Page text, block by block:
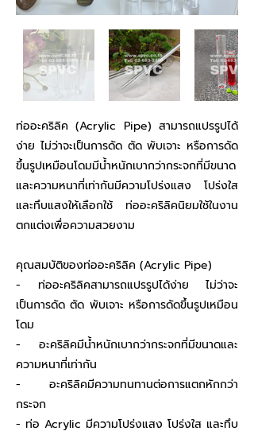
ท่ออะคริลิค (Acrylic Pipe) สามารถแปรรูปได้
ง่าย ไม่ว่าจะเป็นการดัด ตัด พับเจาะ หรือการดัด
ขึ้นรูปเหมือนโดมมีน้ำหนักเบากว่ากระจกที่มีขนาด
และความหนาที่เท่ากันมีความโปร่งแสง โปร่งใส
และทึบแสงให้เลือกใช้ ท่ออะคริลิคนิยมใช้ในงาน
ตกแต่งเพื่อความสวยงาม
คุณสมบัติของท่ออะคริลิค (Acrylic Pipe)
- ท่ออะคริลิคสามารถแปรรูปได้ง่าย ไม่ว่าจะ
เป็นการดัด ตัด พับเจาะ หรือการดัดขึ้นรูปเหมือน
โดม
- อะคริลิคมีน้ำหนักเบากว่ากระจกที่มีขนาดและ
ความหนาที่เท่ากัน
- อะคริลิคมีความทนทานต่อการแตกหักกว่า
กระจก
- ท่อ Acrylic มีความโปร่งแสง โปร่งใส และทึบ